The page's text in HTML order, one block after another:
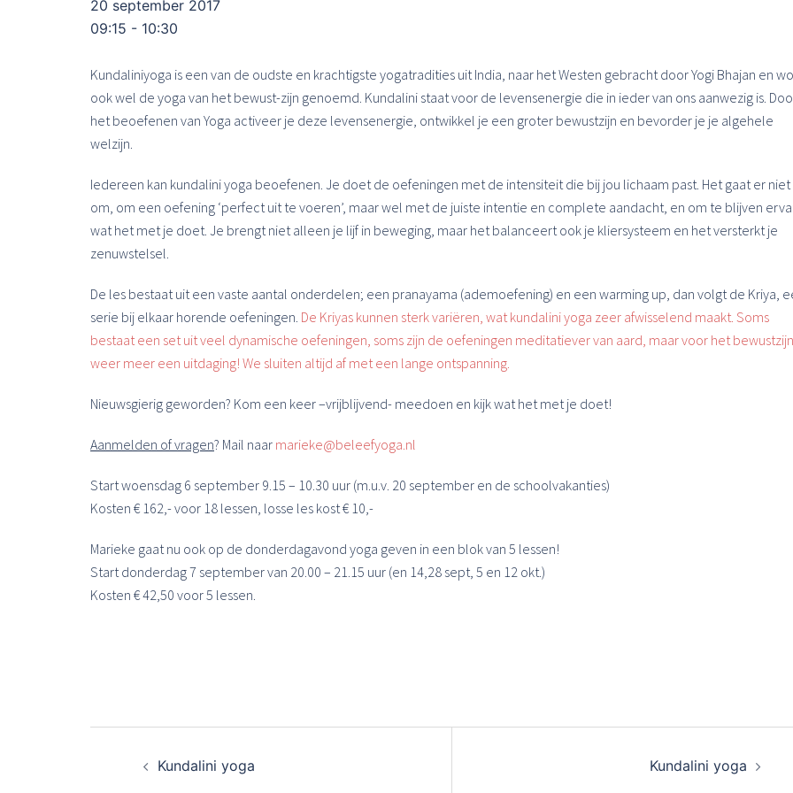
20 september 2017
09:15 - 10:30
Kundaliniyoga is een van de oudste en krachtigste yogatradities uit India, naar het Westen gebracht door Yogi Bhajan en
ook wel de yoga van het bewust-zijn genoemd. Kundalini staat voor de levensenergie die in ieder van ons aanwezig is.
het beoefenen van Yoga activeer je deze levensenergie, ontwikkel je een groter bewustzijn en bevorder je je algehele
welzijn.
Iedereen kan kundalini yoga beoefenen. Je doet de oefeningen met de intensiteit die bij jou lichaam past. Het gaat er niet
om, om een oefening ‘perfect uit te voeren’, maar wel met de juiste intentie en complete aandacht, en om te blijven
wat het met je doet. Je brengt niet alleen je lijf in beweging, maar het balanceert ook je kliersysteem en het versterkt je
zenuwstelsel.
De les bestaat uit een vaste aantal onderdelen; een pranayama (ademoefening) en een warming up, dan volgt de Kriya,
serie bij elkaar horende oefeningen. De Kriyas kunnen sterk variëren, wat kundalini yoga zeer afwisselend maakt. Soms
bestaat een set uit veel dynamische oefeningen, soms zijn de oefeningen meditatiever van aard, maar voor het bewustzijn
weer meer een uitdaging! We sluiten altijd af met een lange ontspanning.
Nieuwsgierig geworden? Kom een keer –vrijblijvend- meedoen en kijk wat het met je doet!
Aanmelden of vragen? Mail naar marieke@beleefyoga.nl
Start woensdag 6 september 9.15 – 10.30 uur (m.u.v. 20 september en de schoolvakanties)
Kosten € 162,- voor 18 lessen, losse les kost € 10,-
Marieke gaat nu ook op de donderdagavond yoga geven in een blok van 5 lessen!
Start donderdag 7 september van 20.00 – 21.15 uur (en 14,28 sept, 5 en 12 okt.)
Kosten € 42,50 voor 5 lessen.
Kundalini yoga Kundalini yoga